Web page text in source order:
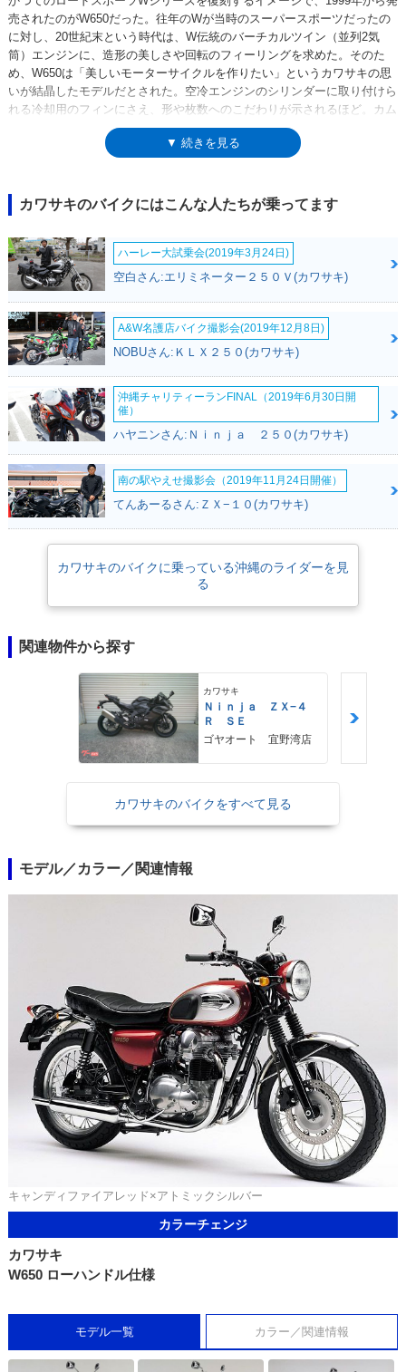
売されたのがW650だった。往年のWが当時のスーパースポーツだったの
に対し、20世紀末という時代は、W伝統のバーチカルツイン（並列2気
筒）エンジンに、造形の美しさや回転のフィーリングを求めた。そのた
め、W650は「美しいモーターサイクルを作りたい」というカワサキの思
いが結晶したモデルだとされた。空冷エンジンのシリンダーに取り付けら
れる冷却用のフィンにさえ、形や枚数へのこだわりが示されるほど。カム
シャフトをベベルギアで駆動する675ccの並列2気筒SOHCエンジンは、パ
ワーの追及ではなく、味わいを表現することが主眼になるなど、W650は
2008年）で終え、その2年後に登場するW800へとバトンを渡した。
▼ 続きを見る
カワサキのバイクにはこんな人たちが乗ってます
ハーレー大試乗会(2019年3月24日)
空白さん:エリミネーター２５０Ｖ(カワサキ)
A&W名護店バイク撮影会(2019年12月8日)
NOBUさん:ＫＬＸ２５０(カワサキ)
沖縄チャリティーランFINAL（2019年6月30日開
催）
ハヤニンさん:Ｎｉｎｊａ ２５０(カワサキ)
南の駅やえせ撮影会（2019年11月24日開催）
てんあーるさん:ＺＸ−１０(カワサキ)
カワサキのバイクに乗っている沖縄のライダーを見
る
関連物件から探す
カワサキ
Ｎｉｎｊａ ＺＸ−４
Ｒ ＳＥ
ゴヤオート 宜野湾店
カワサキのバイクをすべて見る
モデル／カラー／関連情報
キャンディファイアレッド×アトミックシルバー
カラーチェンジ
カワサキ
W650 ローハンドル仕様
モデル一覧 カラー／関連情報